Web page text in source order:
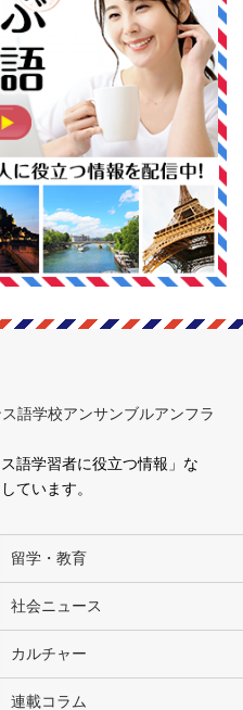
語学校アンサンブルアンフラ
語学習者に役立つ情報」な
ています。
留学・教育
社会ニュース
カルチャー
連載コラム